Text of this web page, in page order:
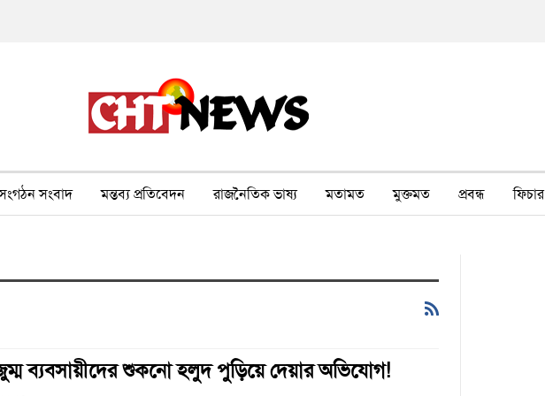
সংবাদ মন্তব্য প্রতিবেদন রাজনৈতিক ভাষ্য মতামত মুক্তমত প্রবন্ধ ফিচার
ব্যবসায়ীদের শুকনো হলুদ পুড়িয়ে দেয়ার অভিযোগ!